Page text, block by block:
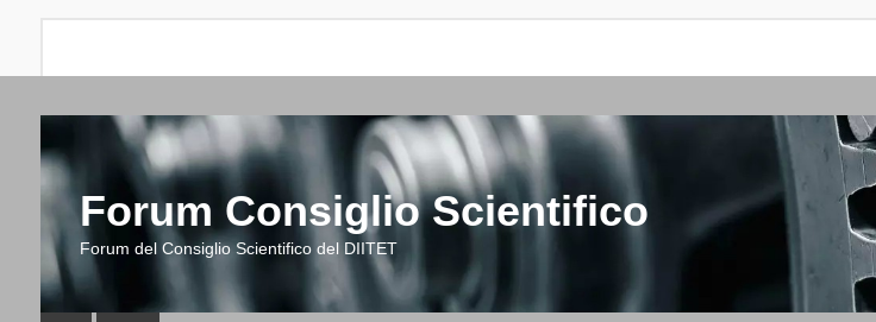
Forum Consiglio Scientifico
Forum del Consiglio Scientifico del DIITET